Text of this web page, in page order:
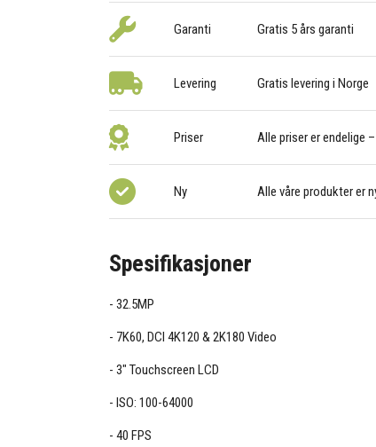
Garanti Gratis 5 års garanti
Levering Gratis levering i Norge
Priser Alle priser er endelige
Ny Alle våre produkter er
Spesifikasjoner
32.5MP
7K60, DCI 4K120 & 2K180 Video
3" Touchscreen LCD
ISO: 100-64000
40 FPS